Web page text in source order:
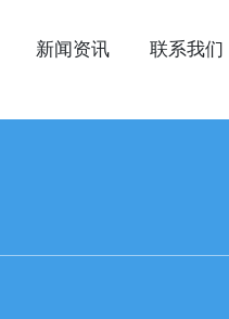
新闻资讯 联系我们